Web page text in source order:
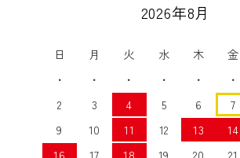
2026年8月
日 月 火 水 木 金
・
・ ・ ・ ・ ・
2
3 4 5 6 7
9
10 11 12 13 14
16
17 18 19 20 21